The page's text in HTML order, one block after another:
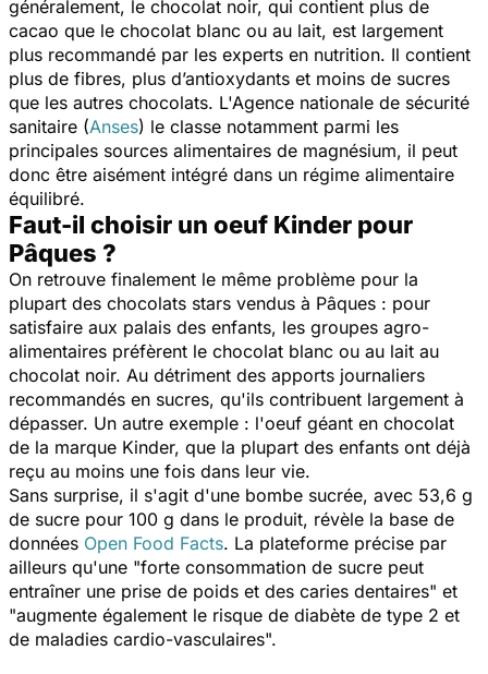
généralement, le chocolat noir, qui contient plus de
cacao que le chocolat blanc ou au lait, est largement
plus recommandé par les experts en nutrition. Il contient
plus de fibres, plus d’antioxydants et moins de sucres
que les autres chocolats. L'Agence nationale de sécurité
sanitaire (Anses) le classe notamment parmi les
principales sources alimentaires de magnésium, il peut
donc être aisément intégré dans un régime alimentaire
équilibré.
Faut-il choisir un oeuf Kinder pour
Pâques ?
On retrouve finalement le même problème pour la
plupart des chocolats stars vendus à Pâques : pour
satisfaire aux palais des enfants, les groupes agro-
alimentaires préfèrent le chocolat blanc ou au lait au
chocolat noir. Au détriment des apports journaliers
recommandés en sucres, qu'ils contribuent largement à
dépasser. Un autre exemple : l'oeuf géant en chocolat
de la marque Kinder, que la plupart des enfants ont déjà
reçu au moins une fois dans leur vie.
Sans surprise, il s'agit d'une bombe sucrée, avec 53,6 g
de sucre pour 100 g dans le produit, révèle la base de
données Open Food Facts. La plateforme précise par
ailleurs qu'une "forte consommation de sucre peut
entraîner une prise de poids et des caries dentaires" et
"augmente également le risque de diabète de type 2 et
de maladies cardio-vasculaires".